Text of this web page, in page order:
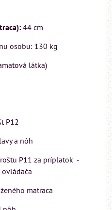
44 cm
osobu: 130 kg
látka)
P12
a nôh
P11 za príplatok -
matraca